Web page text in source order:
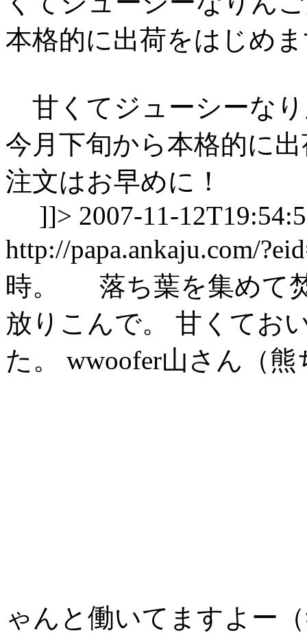
本格的に出荷をはじめ
甘くてジューシーな
今月下旬から本格的に
注文はお早めに！
]]> 2007-11-
http://papa.ankaju.com/
時。 落ち葉を集めて
放りこんで。 甘くてお
た。 wwoofer山さん（
ゃんと働いてますよー